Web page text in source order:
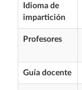
Idioma de
impartición
Profesores
Guía docente